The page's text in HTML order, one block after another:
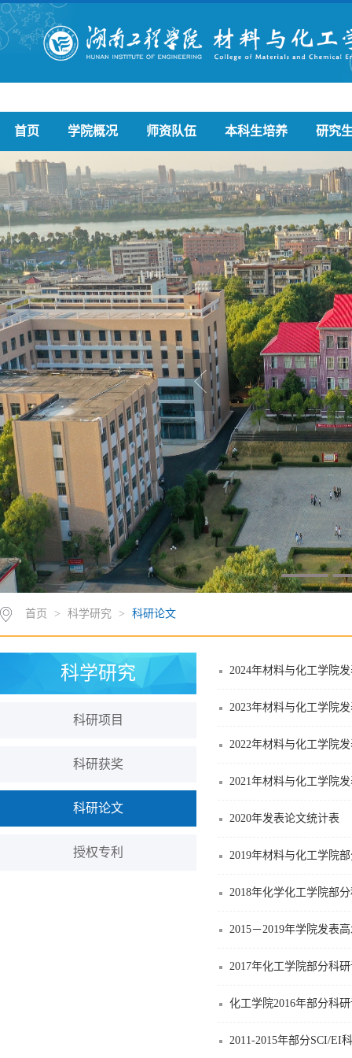
首页 学院概况 师资队伍 本科生培养 研究
首页 > 科学研究 > 科研论文
科学研究
科研项目
科研获奖
科研论文
授权专利
2024年材料与化工学院
2023年材料与化工学院
2022年材料与化工学院
2021年材料与化工学院
2020年发表论文统计表
2019年材料与化工学院
2018年化学化工学院部
2015－2019年学院发表
2017年化工学院部分科
化工学院2016年部分科
2011-2015年部分SCI/EI